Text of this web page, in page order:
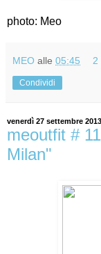
photo: Meo
MEO alle 05:45 2
Condividi
venerdì 27 settembre 2013
meoutfit #
Milan"